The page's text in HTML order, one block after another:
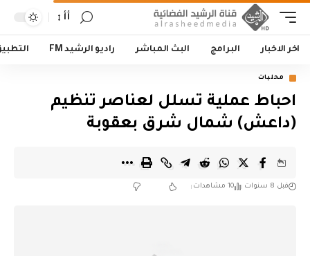
أأ
اخر الاخبار البرامج البث المباشر راديو الرشيد FM
محليات
احباط عملية تسلل لعناصر تنظيم
(داعش) شمال شرق بعقوبة
قبل 8 سنوات 10 مشاهدات